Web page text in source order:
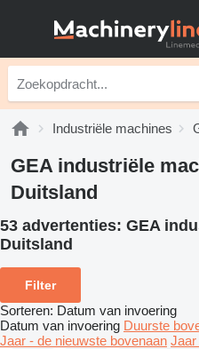
Industriële machines
GEA industriële
Duitsland
53 advertenties: GEA
Duitsland
Filter
Sorteren: Datum van invoering
Datum van invoering Duurste
Jaar - de nieuwste bovenaan Jaar